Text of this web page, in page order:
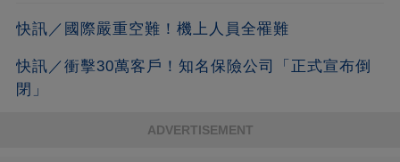
快訊／國際嚴重空難！機上人員全罹難
快訊／衝擊30萬客戶！知名保險公司「正式宣布倒
閉」
ADVERTISEMENT